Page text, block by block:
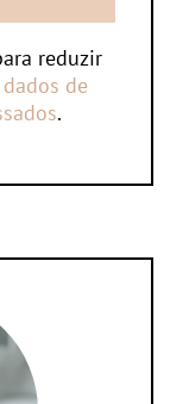
reduzir
de
.